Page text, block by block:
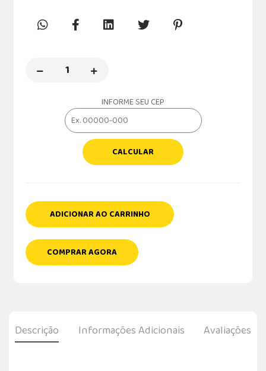
INFORME SEU CEP
CALCULAR
ADICIONAR AO CARRINHO
COMPRAR AGORA
Descrição Informações Adicionais Avaliações